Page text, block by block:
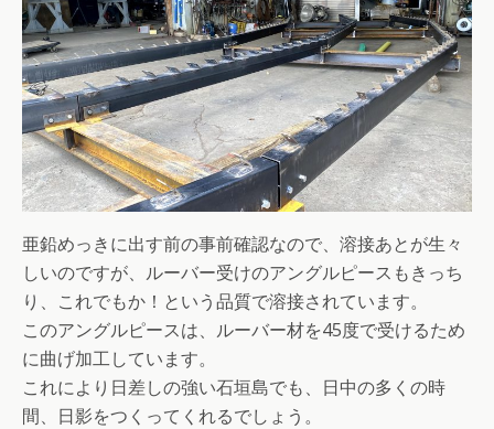
亜鉛めっきに出す前の事前確認なので、溶接あとが生々
しいのですが、ルーバー受けのアングルピースもきっち
り、これでもか！という品質で溶接されています。
このアングルピースは、ルーバー材を45度で受けるため
に曲げ加工しています。
これにより日差しの強い石垣島でも、日中の多くの時
間、日影をつくってくれるでしょう。